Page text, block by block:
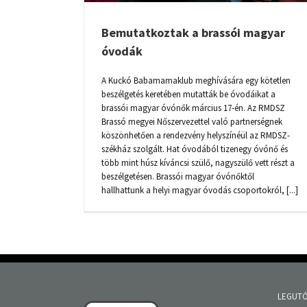
Bemutatkoztak a brassói magyar
óvodák
A Kuckó Babamamaklub meghívására egy kötetlen
beszélgetés keretében mutatták be óvodáikat a
brassói magyar óvónők március 17-én. Az RMDSZ
Brassó megyei Nőszervezettel való partnerségnek
köszönhetően a rendezvény helyszínéül az RMDSZ-
székház szolgált. Hat óvodából tizenegy óvónő és
több mint húsz kíváncsi szülő, nagyszülő vett részt a
beszélgetésen. Brassói magyar óvónőktől
hallhattunk a helyi magyar óvodás csoportokról, [...]